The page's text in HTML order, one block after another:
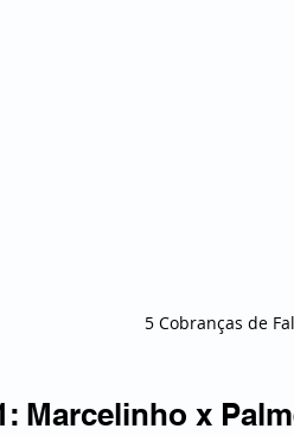
5 Cobranças de
Marcelinho x